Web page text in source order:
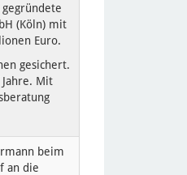
(Köln) mit
Euro.
gesichert.
Mit
beim
an die